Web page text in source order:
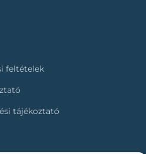
feltételek
tájékoztató